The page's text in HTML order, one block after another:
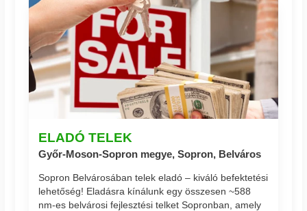
ELADÓ TELEK
Győr-Moson-Sopron megye, Sopron, Belváros
Sopron Belvárosában telek eladó – kiváló befektetési
lehetőség! Eladásra kínálunk egy összesen ~588
nm-es belvárosi fejlesztési telket Sopronban, amely